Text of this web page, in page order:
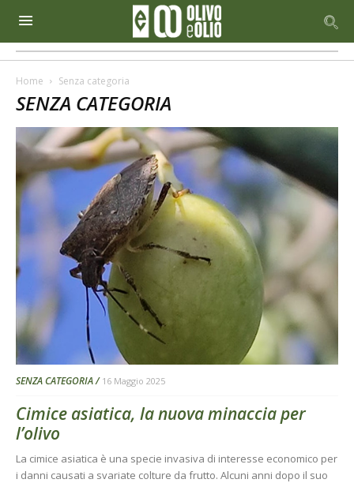
Home Senza categoria
SENZA CATEGORIA
SENZA CATEGORIA 16 Maggio 2025
Cimice asiatica, la nuova minaccia per
l’olivo
La cimice asiatica è una specie invasiva di interesse economico per
i danni causati a svariate colture da frutto. Alcuni anni dopo il suo